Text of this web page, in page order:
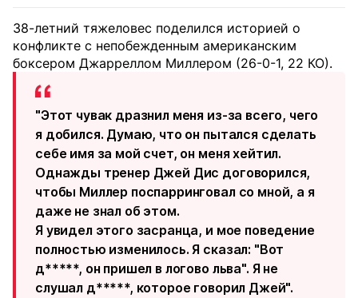
38-летний тяжеловес поделился историей о
конфликте с непобежденным американским
боксером Джарреллом Миллером (26-0-1, 22 КО).
"Этот чувак дразнил меня из-за всего, чего
я добился. Думаю, что он пытался сделать
себе имя за мой счет, он меня хейтил.
Однажды тренер Джей Дис договорился,
чтобы Миллер поспарринговал со мной, а я
даже не знал об этом.
Я увидел этого засранца, и мое поведение
полностью изменилось. Я сказал: "Вот
д*****, он пришел в логово льва". Я не
слушал д*****, которое говорил Джей".